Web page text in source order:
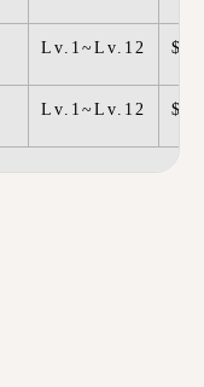
Lv.1~Lv.12
Lv.1~Lv.12